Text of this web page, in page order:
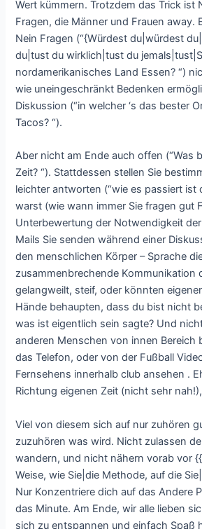
Wert kümmern. Trotzdem das Trick ist
Fragen, die Männer und Frauen away.
Nein Fragen (“{Würdest du|würdest
du|tust du wirklich|tust du
nordamerikanisches Land Essen? “)
wie uneingeschränkt Bedenken
Diskussion (“in welcher ‘s das bester
Tacos? “).
Aber nicht am Ende auch offen (“Was
Zeit? “). Stattdessen stellen Sie
leichter antworten (“wie es passiert ist
warst (wie wann immer Sie fragen gut
Unterbewertung der Notwendigkeit
Mails Sie senden während einer
den menschlichen Körper – Sprache
zusammenbrechende Kommunikation
gelangweilt, steif, oder könnten
Hände behaupten, dass du bist nicht
was ist eigentlich sein sagte? Und
anderen Menschen von innen Bereich
das Telefon, oder von der Fußball
Fernsehens innerhalb club ansehen .
Richtung eigenen Zeit (nicht sehr
Viel von diesem sich auf nur zuhören
zuzuhören was wird. Nicht zulassen
wandern, und nicht nähern vorab vor
Weise, wie Sie|die Methode, auf die
Nur Konzentriere dich auf das Andere
das Minute. Am Ende, wir alle lieben
sich zu entspannen und einfach Spaß